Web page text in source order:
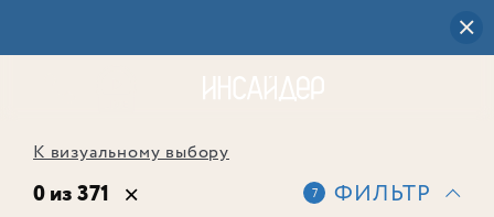
К визуальному выбору
0 из 371 7 ФИЛЬТР